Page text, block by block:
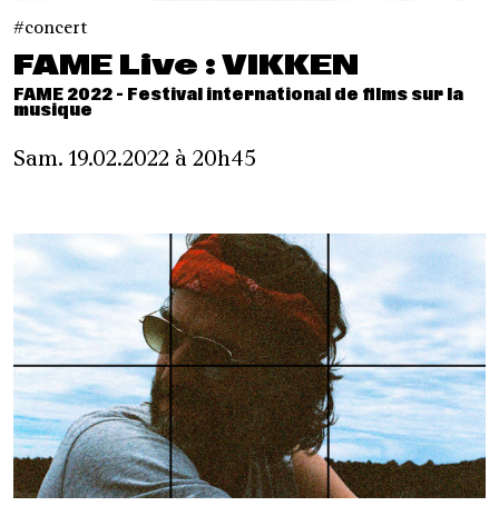
concert
FAME Live : VIKKEN
FAME 2022 - Festival international de films sur la
musique
Sam. 19.02.2022 à 20h45